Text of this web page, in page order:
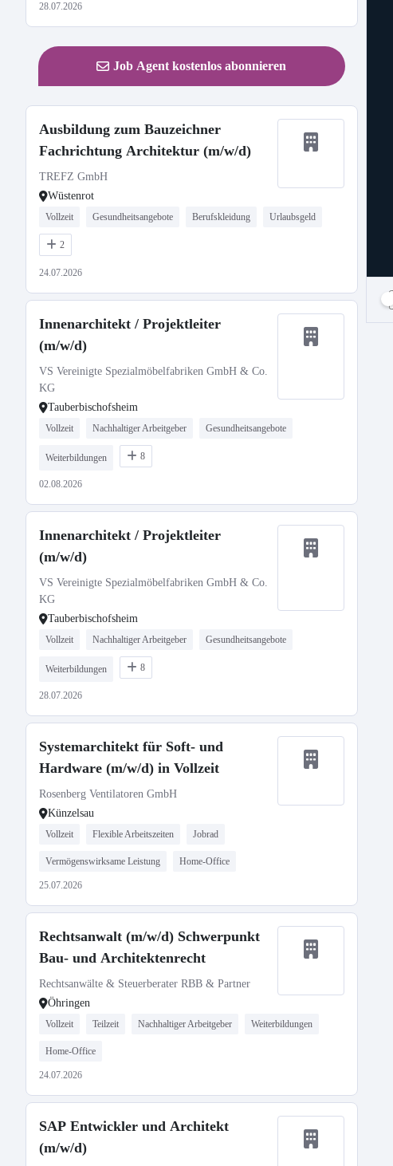
28.07.2026
Job Agent kostenlos abonnieren
Ausbildung zum Bauzeichner
Fachrichtung Architektur (m/w/d)
TREFZ GmbH
Wüstenrot
Vollzeit Gesundheitsangebote Berufskleidung Urlaubsgeld
2
24.07.2026
Innenarchitekt / Projektleiter
(m/w/d)
VS Vereinigte Spezialmöbelfabriken GmbH & Co.
KG
Tauberbischofsheim
Vollzeit Nachhaltiger Arbeitgeber Gesundheitsangebote
Weiterbildungen 8
02.08.2026
Innenarchitekt / Projektleiter
(m/w/d)
VS Vereinigte Spezialmöbelfabriken GmbH & Co.
KG
Tauberbischofsheim
Vollzeit Nachhaltiger Arbeitgeber Gesundheitsangebote
Weiterbildungen 8
28.07.2026
Systemarchitekt für Soft- und
Hardware (m/w/d) in Vollzeit
Rosenberg Ventilatoren GmbH
Künzelsau
Vollzeit Flexible Arbeitszeiten Jobrad
Vermögenswirksame Leistung Home-Office
25.07.2026
Rechtsanwalt (m/w/d) Schwerpunkt
Bau- und Architektenrecht
Rechtsanwälte & Steuerberater RBB & Partner
Öhringen
Vollzeit Teilzeit Nachhaltiger Arbeitgeber Weiterbildungen
Home-Office
24.07.2026
SAP Entwickler und Architekt
(m/w/d)